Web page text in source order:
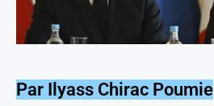
Par Ilyass Chirac Poumie